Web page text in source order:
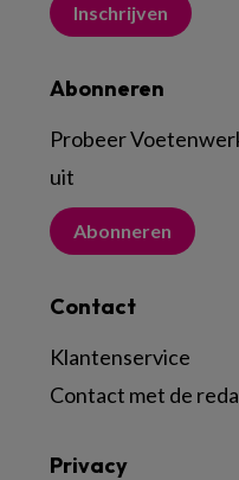
Inschrijven
Abonneren
Probeer
uit
Abonneren
Contact
Klantenservice
Contact met de
Privacy